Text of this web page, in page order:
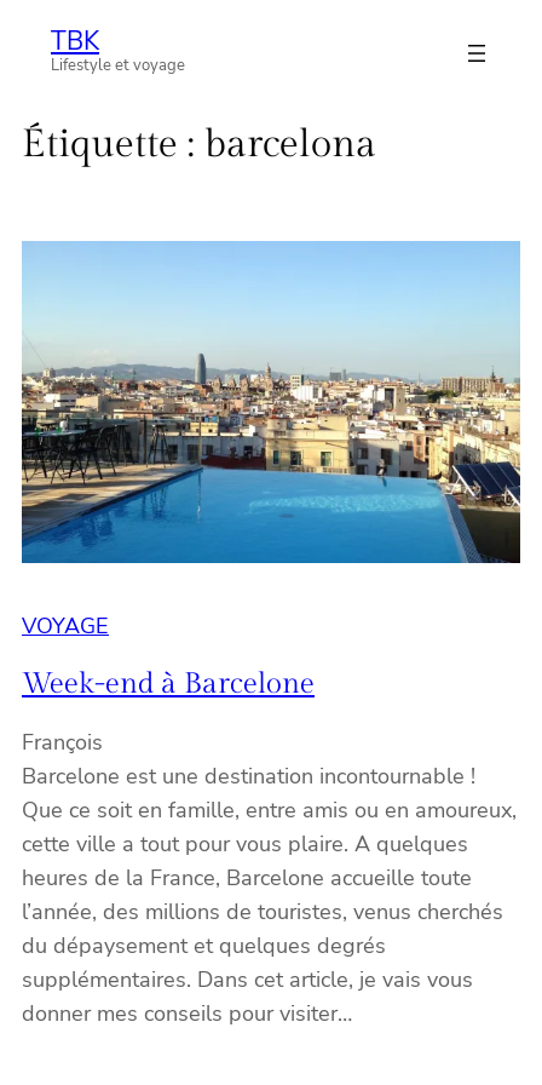
AllerTBK
Lifestyle et voyage
Étiquette : barcelona
VOYAGE
Week-end à Barcelone
François
Barcelone est une destination incontournable !
Que ce soit en famille, entre amis ou en amoureux,
cette ville a tout pour vous plaire. A quelques
heures de la France, Barcelone accueille toute
l’année, des millions de touristes, venus cherchés
du dépaysement et quelques degrés
supplémentaires. Dans cet article, je vais vous
donner mes conseils pour visiter…